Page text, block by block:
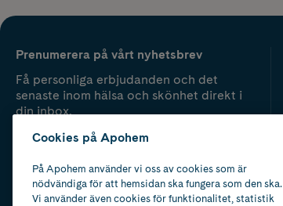
Prenumerera på vårt nyhetsbrev
Få personliga erbjudanden och det
senaste inom hälsa och skönhet direkt i
din inbox.
Cookies på Apohem
På Apohem använder vi oss av cookies som är
nödvändiga för att hemsidan ska fungera som den ska.
Vi använder även cookies för funktionalitet, statistik